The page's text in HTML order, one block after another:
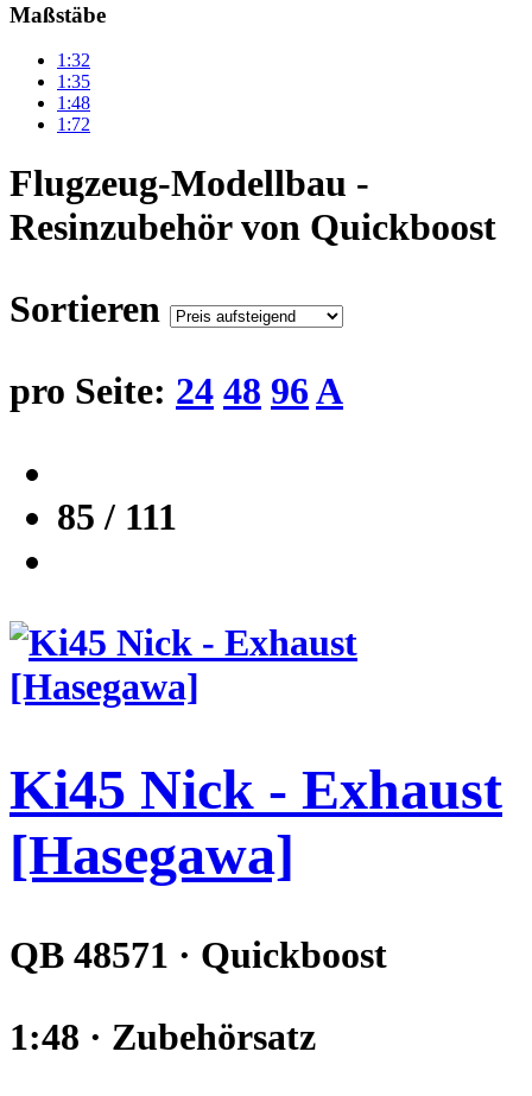
Maßstäbe
1:32
1:35
1:48
1:72
Flugzeug-Modellbau -
Resinzubehör von Quickboost
Sortieren
pro Seite: 24 48 96A
85 / 111
Ki45 Nick - Exhaust
[Hasegawa]
QB 48571 · Quickboost
1:48 · Zubehörsatz